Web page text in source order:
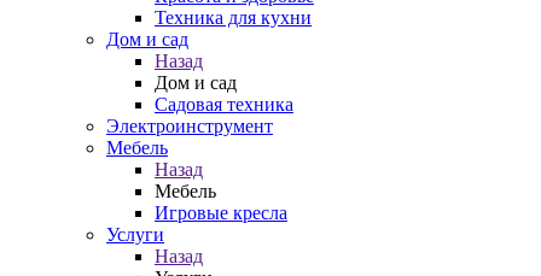
Техника для кухни
Дом и сад
Назад
Дом и сад
Садовая техника
Электроинструмент
Мебель
Назад
Мебель
Игровые кресла
Услуги
Назад